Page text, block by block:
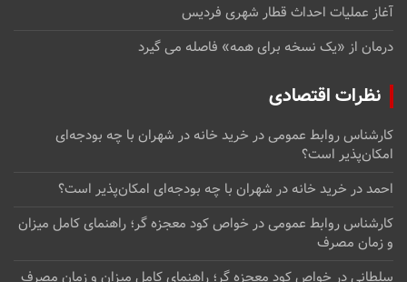
آغاز عملیات احداث قطار شهری فردیس
درمان از «یک نسخه برای همه» فاصله می گیرد
نظرات اقتصادی
کارشناس روابط عمومیدرخرید خانه در شهران با چه بودجه‌ای
امکان‌پذیر است؟
احمددرخرید خانه در شهران با چه بودجه‌ای امکان‌پذیر است؟
کارشناس روابط عمومیدرخواص کود معجزه گر؛ راهنمای کامل میزان
و زمان مصرف
سلطانیدر خواص کود معجزه گر؛ راهنمای کامل میزان و زمان مصرف